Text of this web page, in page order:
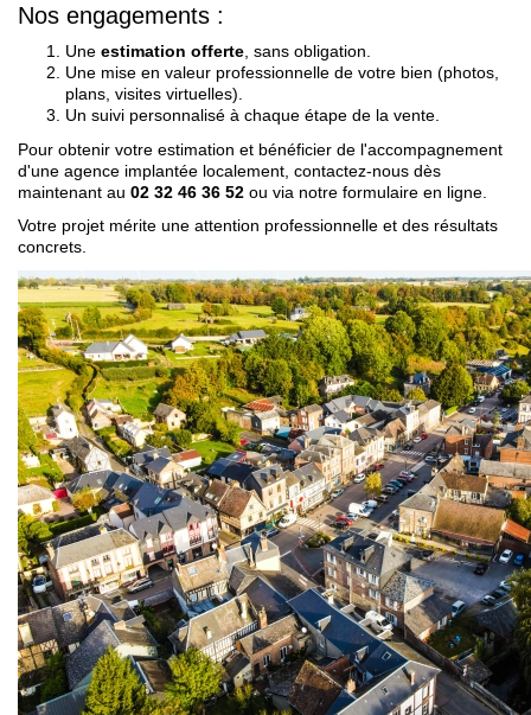
Nos engagements :
Une estimation offerte , sans obligation.
Une mise en valeur professionnelle de votre bien (photos,
plans, visites virtuelles).
Un suivi personnalisé à chaque étape de la vente.
Pour obtenir votre estimation et bénéficier de l'accompagnement
d'une agence implantée localement, contactez-nous dès
maintenant au 02 32 46 36 52 ou via notre formulaire en ligne.
Votre projet mérite une attention professionnelle et des résultats
concrets.